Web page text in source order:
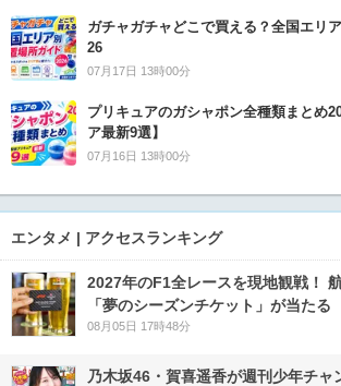
ガチャガチャどこで買える？全国エリ
26
07月17日 13時00分
プリキュアのガシャポン全種類まとめ
ア最新9選】
07月16日 13時00分
エンタメ | アクセスランキング
2027年のF1全レースを現地観戦！
「夢のシーズンチケット」が当たる
08月05日 17時48分
乃木坂46・賀喜遥香が週刊少年チャ